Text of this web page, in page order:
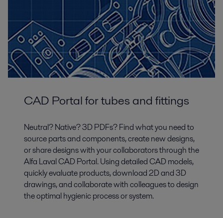
CAD Portal for tubes and fittings
Neutral? Native? 3D PDFs? Find what you need to
source parts and components, create new designs,
or share designs with your collaborators through the
Alfa Laval CAD Portal. Using detailed CAD models,
quickly evaluate products, download 2D and 3D
drawings, and collaborate with colleagues to design
the optimal hygienic process or system.